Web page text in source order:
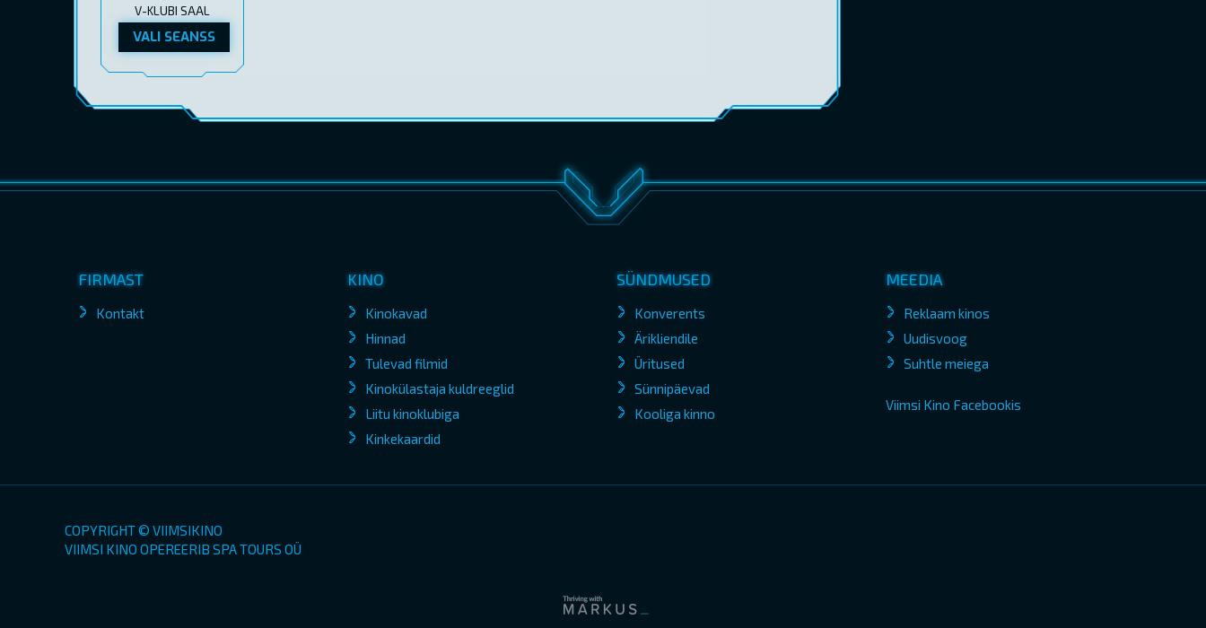
V-KLUBI SAAL
VALI SEANSS
FIRMAST
Kontakt
KINO
Kinokavad
Hinnad
Tulevad filmid
Kinokülastaja kuldreeglid
Liitu kinoklubiga
Kinkekaardid
SÜNDMUSED
Konverents
Ärikliendile
Üritused
Sünnipäevad
Kooliga kinno
MEEDIA
Reklaam kinos
Uudisvoog
Suhtle meiega
Viimsi Kino Facebookis
COPYRIGHT © VIIMSIKINO
VIIMSI KINO OPEREERIB SPA TOURS OÜ